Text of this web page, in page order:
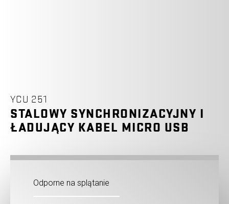
YCU 251
STALOWY SYNCHRONIZACYJNY I
ŁADUJĄCY KABEL MICRO USB
Odporne na splątanie